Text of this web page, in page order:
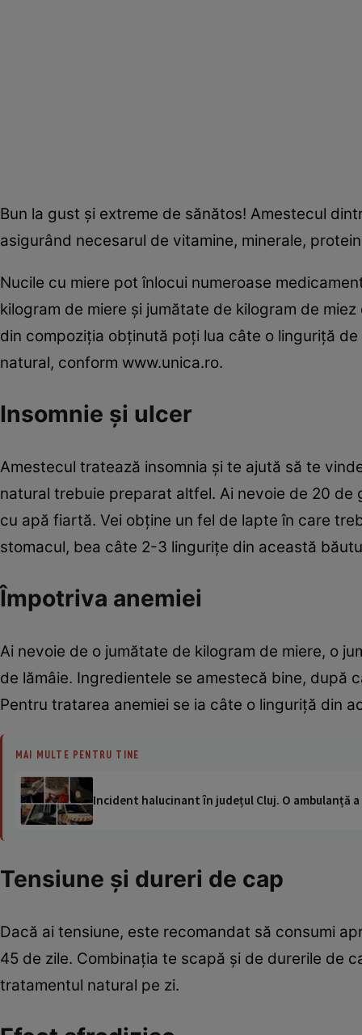
Bun la gust şi extreme de sănătos! Amestecul
asigurând necesarul de vitamine, minerale,
Nucile cu miere pot înlocui numeroase
kilogram de miere şi jumătate de kilogram de
din compoziţia obţinută poţi lua câte o linguriţă
natural, conform www.unica.ro.
Insomnie şi ulcer
Amestecul tratează insomnia şi te ajută să te
natural trebuie preparat altfel. Ai nevoie de 20
cu apă fiartă. Vei obţine un fel de lapte în care
stomacul, bea câte 2-3 linguriţe din această
Împotriva anemiei
Ai nevoie de o jumătate de kilogram de miere, o
de lămâie. Ingredientele se amestecă bine, după
Pentru tratarea anemiei se ia câte o linguriţă din
MAI MULTE PENTRU TINE
Incident halucinant în județul Cluj. O ambulanță
Tensiune şi dureri de cap
Dacă ai tensiune, este recomandat să consumi
45 de zile. Combinaţia te scapă şi de durerile de
tratamentul natural pe zi.